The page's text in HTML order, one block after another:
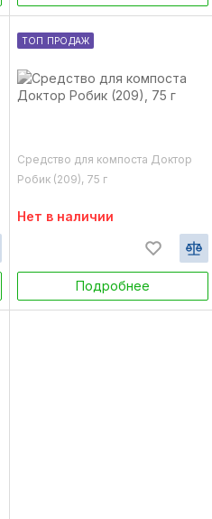
ТОП ПРОДАЖ
Средство для компоста Доктор
Робик (209), 75 г
Нет в наличии
Подробнее